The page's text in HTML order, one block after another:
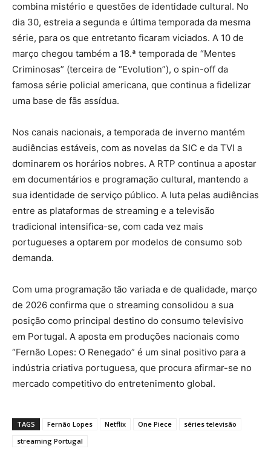
combina mistério e questões de identidade cultural. No
dia 30, estreia a segunda e última temporada da mesma
série, para os que entretanto ficaram viciados. A 10 de
março chegou também a 18.ª temporada de “Mentes
Criminosas” (terceira de “Evolution”), o spin-off da
famosa série policial americana, que continua a fidelizar
uma base de fãs assídua.
Nos canais nacionais, a temporada de inverno mantém
audiências estáveis, com as novelas da SIC e da TVI a
dominarem os horários nobres. A RTP continua a apostar
em documentários e programação cultural, mantendo a
sua identidade de serviço público. A luta pelas audiências
entre as plataformas de streaming e a televisão
tradicional intensifica-se, com cada vez mais
portugueses a optarem por modelos de consumo sob
demanda.
Com uma programação tão variada e de qualidade, março
de 2026 confirma que o streaming consolidou a sua
posição como principal destino do consumo televisivo
em Portugal. A aposta em produções nacionais como
“Fernão Lopes: O Renegado” é um sinal positivo para a
indústria criativa portuguesa, que procura afirmar-se no
mercado competitivo do entretenimento global.
TAGS Fernão Lopes Netflix One Piece
séries televisão
streaming Portugal